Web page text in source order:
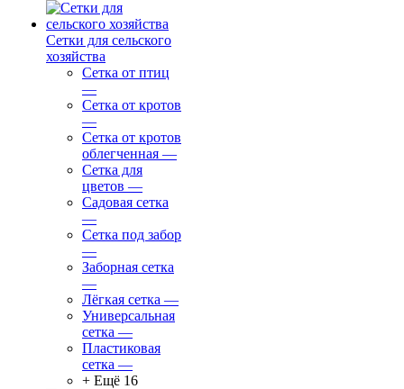
Сетки для сельского
хозяйства
Сетка от птиц
—
Сетка от кротов
—
Сетка от кротов
облегченная —
Сетка для
цветов —
Садовая сетка
—
Сетка под забор
—
Заборная сетка
—
Лёгкая сетка —
Универсальная
сетка —
Пластиковая
сетка —
+ Ещё 16